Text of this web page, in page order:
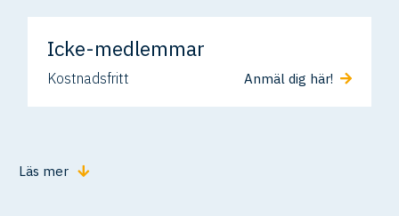
Icke-medlemmar
Kostnadsfritt Anmäl dig här!
Läs mer